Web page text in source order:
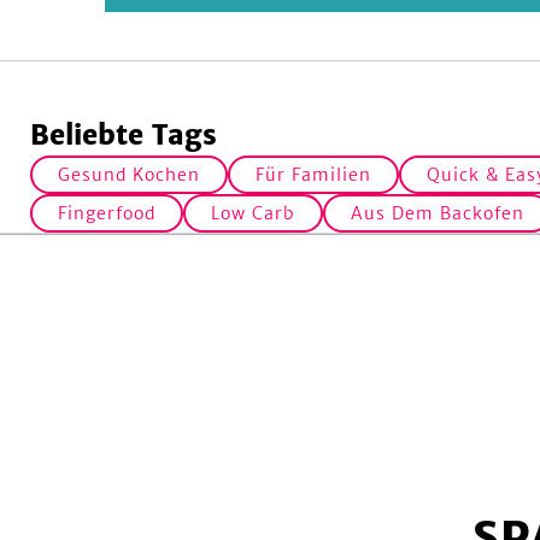
Beliebte Tags
Gesund Kochen Für Familien Quick &
Fingerfood
Low Carb Aus Dem Backofen